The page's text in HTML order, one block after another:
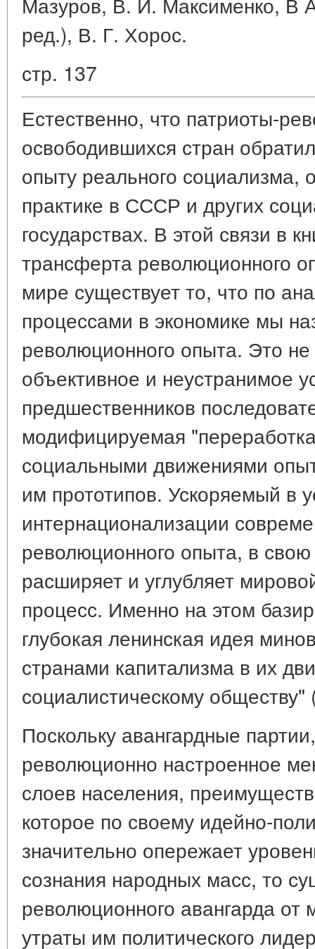
ред.), В. Г. Хорос.
стр. 137
Естественно, что патриоты-
освободившихся стран
опыту реального социализма,
практике в СССР и других
государствах. В этой связи в
трансферта революционного
мире существует то, что по
процессами в экономике мы
революционного опыта. Это
объективное и неустранимое
предшественников
модифицируемая
социальными движениями
им прототипов. Ускоряемый в
интернационализации
революционного опыта, в
расширяет и углубляет
процесс. Именно на этом
глубокая ленинская идея
странами капитализма в их
социалистическому обществу"
Поскольку авангардные
революционно настроенное
слоев населения,
которое по своему идейно-
значительно опережает
сознания народных масс, то
революционного авангарда от
утраты им политического